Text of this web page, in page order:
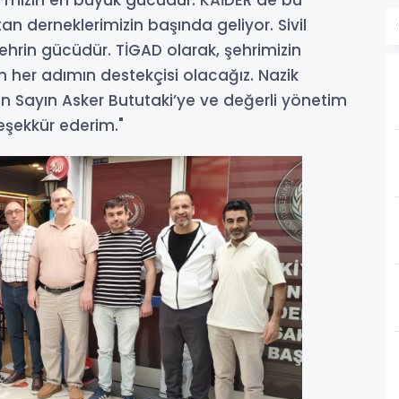
derneklerimizin başında geliyor. Sivil
gücüdür. TİGAD olarak, şehrimizin
adımın destekçisi olacağız. Nazik
Sayın Asker Bututaki’ye ve değerli yönetim
ederim."